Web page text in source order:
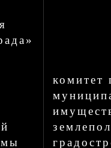
комитет